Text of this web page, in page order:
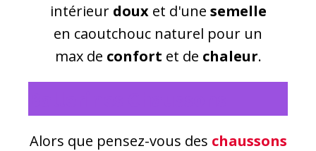
intérieur douxet d'une semelle
en caoutchouc naturel pour un
max de confort et de chaleur.
Alors que pensez-vous des chaussons